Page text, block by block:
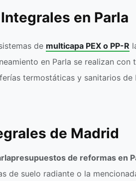
en Parla
de multicapa PEX o PP-R
en Parla se realizan con
termostáticas y sanitarios
de Madrid
de reformas en
de suelo radiante o la